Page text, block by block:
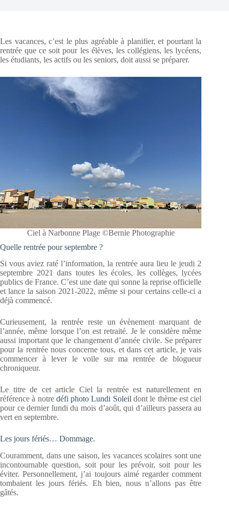
Les vacances, c’est le plus agréable à planifier, et pourtant la
rentrée que ce soit pour les élèves, les collégiens, les lycéens,
les étudiants, les actifs ou les seniors, doit aussi se préparer.
Ciel à Narbonne Plage ©Bernie Photographie
Quelle rentrée pour septembre ?
Si vous aviez raté l’information, la rentrée aura lieu le jeudi 2
septembre 2021 dans toutes les écoles, les collèges, lycées
publics de France. C’est une date qui sonne la reprise officielle
et lance la saison 2021-2022, même si pour certains celle-ci a
déjà commencé.
Curieusement, la rentrée reste un évènement marquant de
l’année, même lorsque l’on est retraité. Je le considère même
aussi important que le changement d’année civile. Se préparer
pour la rentrée nous concerne tous, et dans cet article, je vais
commencer à lever le voile sur ma rentrée de blogueur
chroniqueur.
Le titre de cet article Ciel la rentrée est naturellement en
référence à notre défi photo Lundi Soleildont le thème est ciel
pour ce dernier lundi du mois d’août, qui d’ailleurs passera au
vert en septembre.
Les jours fériés… Dommage.
Couramment, dans une saison, les vacances scolaires sont une
incontournable question, soit pour les prévoir, soit pour les
éviter. Personnellement, j’ai toujours aimé regarder comment
tombaient les jours fériés. Eh bien, nous n’allons pas être
gâtés.